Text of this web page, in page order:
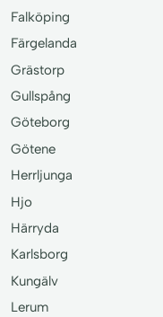
Falköping
Färgelanda
Grästorp
Gullspång
Göteborg
Götene
Herrljunga
Hjo
Härryda
Karlsborg
Kungälv
Lerum